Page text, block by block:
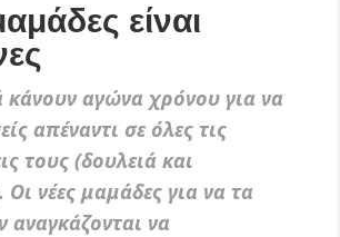
είναι
κάνουν αγώνα χρόνου για να
απέναντι σε όλες τις
τους (δουλειά και
Οι νέες μαμάδες για να τα
αναγκάζονται να